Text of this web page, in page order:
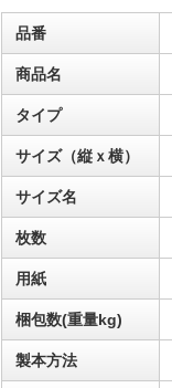
品番
商品名
タイプ
サイズ（縦ｘ横）
サイズ名
枚数
用紙
梱包数(重量kg)
製本方法